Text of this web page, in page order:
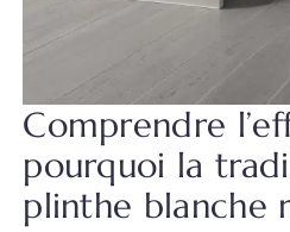
Comprendre
pourquoi la
plinthe blanche